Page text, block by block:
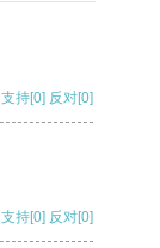
支持[0] 反对[0]
支持[0] 反对[0]